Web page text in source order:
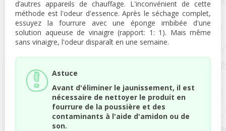
d’autres appareils de chauffage. L'inconvénient de cette
méthode est l'odeur d'essence. Après le séchage complet,
essuyez la fourrure avec une éponge imbibée d'une
solution aqueuse de vinaigre (rapport: 1: 1). Mais même
sans vinaigre, l'odeur disparaît en une semaine.
Astuce
Avant d'éliminer le jaunissement, il est
nécessaire de nettoyer le produit en
fourrure de la poussière et des
contaminants à l'aide d'amidon ou de
son.